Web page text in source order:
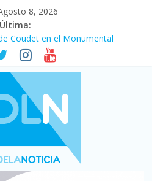
8, 2026
Última:
Coudet en el Monumental
más alto en dos décadas y ya
Fe
41.000 kioscos: el sector
movimiento y consumo
viajaron por el país, un 5,9%
usados en julio: bajó un 12,6%